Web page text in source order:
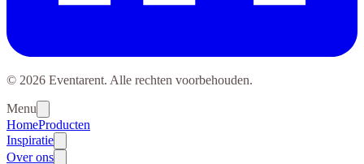
© 2026 Eventarent. Alle rechten voorbehouden.
Menu
HomeProducten
Inspiratie
Over ons